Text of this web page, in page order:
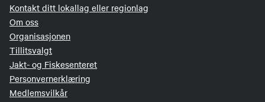
Kontakt ditt lokallag eller regionlag
Om oss
Organisasjonen
Tillitsvalgt
Jakt- og Fiskesenteret
Personvernerklæring
Medlemsvilkår